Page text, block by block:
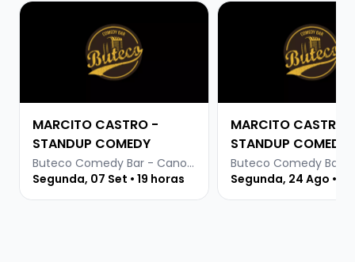
Veja mais sobre MARCITO CASTRO - STANDUP
MARCITO CASTRO -
STANDUP COMEDY
Buteco Comedy Bar - Canoas
Segunda, 07 Set • 19 horas
Veja mais sobre
MARCITO CASTRO
STANDUP COMEDY
Segunda, 24 Ago •